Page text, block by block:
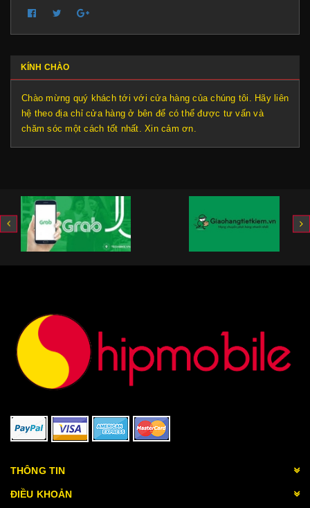
KÍNH CHÀO
Chào mừng quý khách tới với cửa hàng của chúng tôi. Hãy liên
hệ theo địa chỉ cửa hàng ở bên để có thể được tư vấn và
chăm sóc một cách tốt nhất. Xin cảm ơn.
THÔNG TIN
ĐIỀU KHOẢN